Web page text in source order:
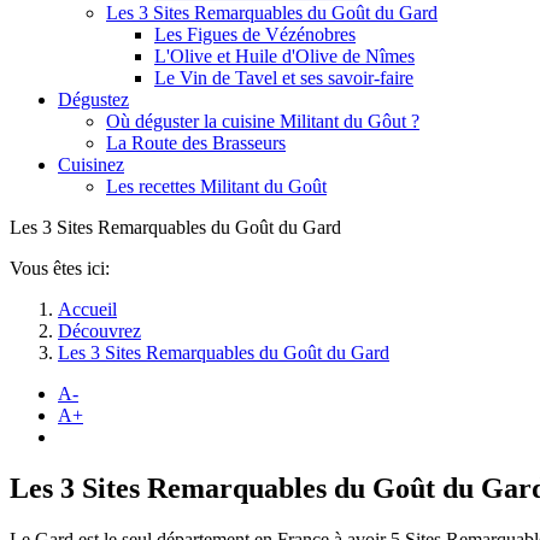
Les 3 Sites Remarquables du Goût du Gard
Les Figues de Vézénobres
L'Olive et Huile d'Olive de Nîmes
Le Vin de Tavel et ses savoir-faire
Dégustez
Où déguster la cuisine Militant du Gôut ?
La Route des Brasseurs
Cuisinez
Les recettes Militant du Goût
Les 3 Sites Remarquables du Goût du Gard
Vous êtes ici:
Accueil
Découvrez
Les 3 Sites Remarquables du Goût du Gard
A-
A+
Les 3 Sites Remarquables du Goût du